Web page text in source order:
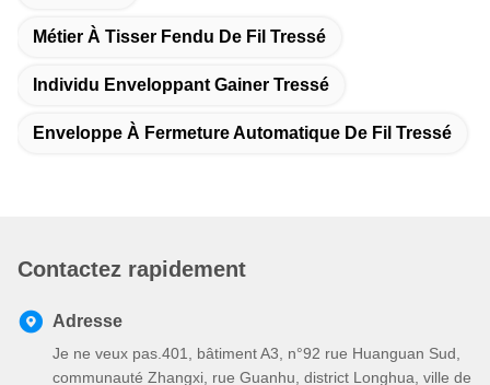
Métier À Tisser Fendu De Fil Tressé
Individu Enveloppant Gainer Tressé
Enveloppe À Fermeture Automatique De Fil Tressé
Contactez rapidement
Adresse
Je ne veux pas.401, bâtiment A3, n°92 rue Huanguan Sud,
communauté Zhangxi, rue Guanhu, district Longhua, ville de